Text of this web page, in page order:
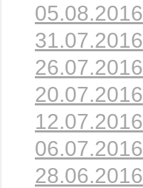
05.08.2016
31.07.2016
26.07.2016
20.07.2016
12.07.2016
06.07.2016
28.06.2016